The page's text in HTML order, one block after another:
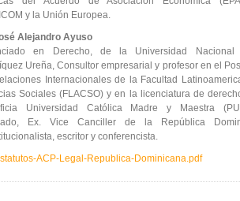
y la Unión Europea.
Alejandro Ayuso
en Derecho, de la Universidad Nacional
Ureña, Consultor empresarial y profesor en el
Internacionales de la Facultad
Sociales (FLACSO) y en la licenciatura de
Universidad Católica Madre y Maestra
Ex. Vice Canciller de la República
escritor y conferencista.
ACP-Legal-Republica-Dominicana.pdf